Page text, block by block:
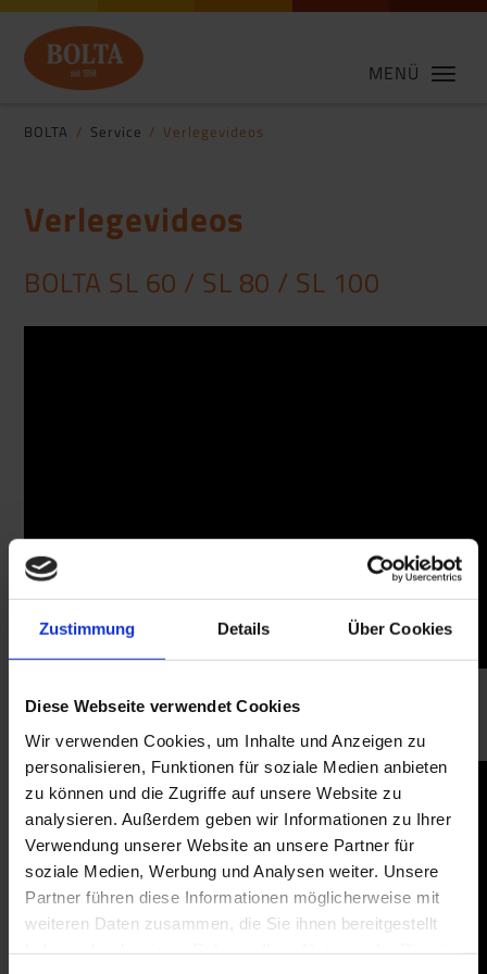
Zustimmung Details Über Cookies
Diese Webseite verwendet Cookies
Wir verwenden Cookies, um Inhalte und Anzeigen zu
personalisieren, Funktionen für soziale Medien anbieten
zu können und die Zugriffe auf unsere Website zu
analysieren. Außerdem geben wir Informationen zu Ihrer
Verwendung unserer Website an unsere Partner für
soziale Medien, Werbung und Analysen weiter. Unsere
Partner führen diese Informationen möglicherweise mit
weiteren Daten zusammen, die Sie ihnen bereitgestellt
MENÜ
BOLTA Service Verlegevideos
Verlegevideos
BOLTA SL 60 / SL 80 / SL 100
BOLTA Q 12